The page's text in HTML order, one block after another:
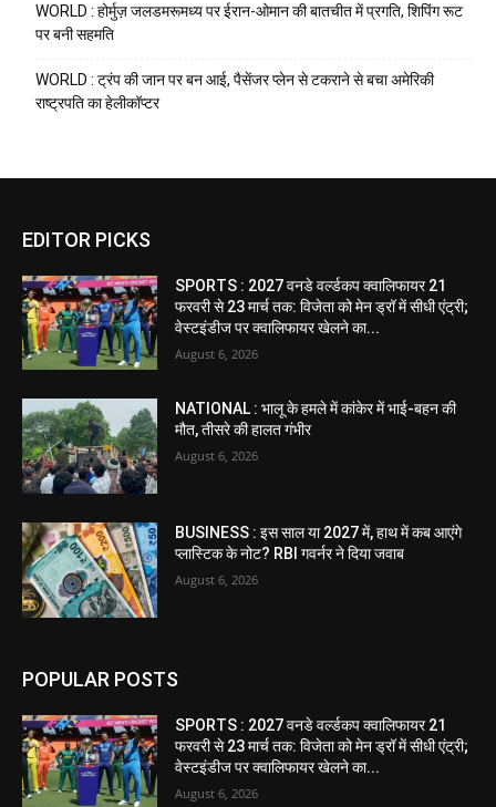
WORLD : होर्मुज़ जलडमरूमध्य पर ईरान-ओमान की बातचीत में प्रगति, शिपिंग रूट
पर बनी सहमति
WORLD : ट्रंप की जान पर बन आई, पैसेंजर प्लेन से टकराने से बचा अमेरिकी
राष्ट्रपति का हेलीकॉप्टर
EDITOR PICKS
SPORTS : 2027 वनडे वर्ल्डकप क्वालिफायर 21
फरवरी से 23 मार्च तक: विजेता को मेन ड्रॉ में सीधी एंट्री;
वेस्टइंडीज पर क्वालिफायर खेलने का...
August 6, 2026
NATIONAL : भालू के हमले में कांकेर में भाई-बहन की
मौत, तीसरे की हालत गंभीर
August 6, 2026
BUSINESS : इस साल या 2027 में, हाथ में कब आएंगे
प्लास्टिक के नोट? RBI गवर्नर ने दिया जवाब
August 6, 2026
POPULAR POSTS
SPORTS : 2027 वनडे वर्ल्डकप क्वालिफायर 21
फरवरी से 23 मार्च तक: विजेता को मेन ड्रॉ में सीधी एंट्री;
वेस्टइंडीज पर क्वालिफायर खेलने का...
August 6, 2026